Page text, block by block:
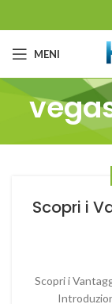
MENI
Scopri i
Scopri i